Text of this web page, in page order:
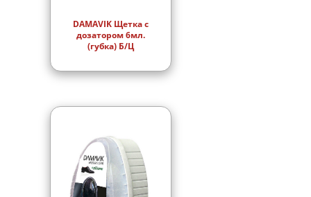
DAMAVIK Щетка с
дозатором 6мл.
(губка) Б/Ц